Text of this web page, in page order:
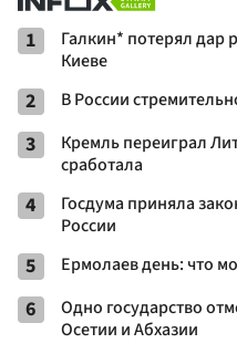
1
Галкин* потерял дар
Киеве
2 В России
3
Кремль переиграл
сработала
4
Госдума приняла
России
5 Ермолаев день: что
6
Одно государство
Осетии и Абхазии